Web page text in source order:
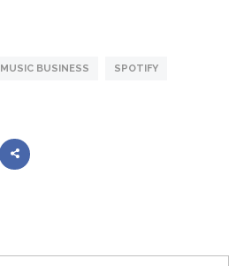
MUSIC BUSINESS SPOTIFY